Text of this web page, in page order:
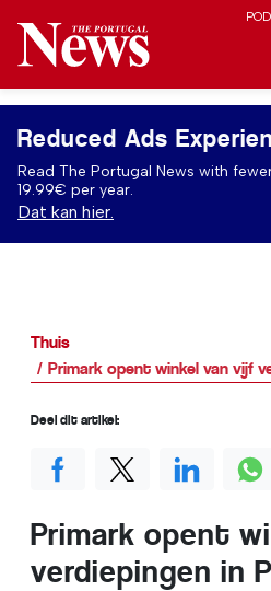
Reduced Ads
Read The Portugal News with
19.99€ per year.
Dat kan hier.
Thuis
Primark opent winkel van vijf
Primark opent
verdiepingen in
Deel dit artikel: